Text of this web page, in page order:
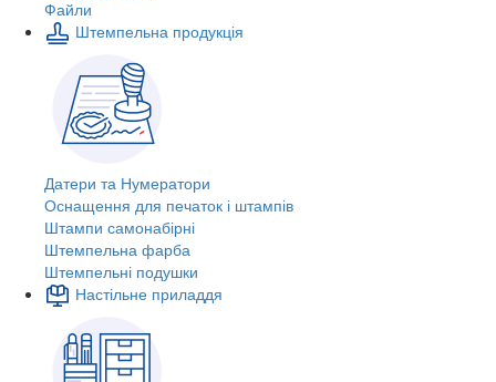
Файли
Штемпельна продукція
Датери та Нумератори
Оснащення для печаток і штампів
Штампи самонабірні
Штемпельна фарба
Штемпельні подушки
Настільне приладдя